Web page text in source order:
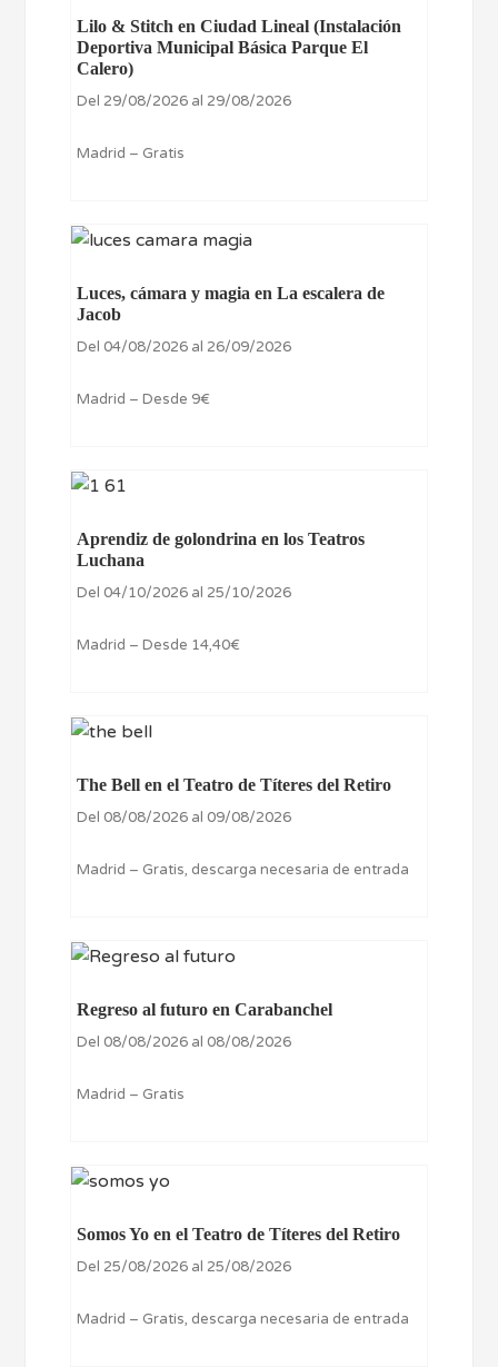
Lilo & Stitch en Ciudad Lineal (Instalación
Deportiva Municipal Básica Parque El
Calero)
Del 29/08/2026 al 29/08/2026
Madrid – Gratis
Luces, cámara y magia en La escalera de
Jacob
Del 04/08/2026 al 26/09/2026
Madrid – Desde 9€
Aprendiz de golondrina en los Teatros
Luchana
Del 04/10/2026 al 25/10/2026
Madrid – Desde 14,40€
The Bell en el Teatro de Títeres del Retiro
Del 08/08/2026 al 09/08/2026
Madrid – Gratis, descarga necesaria de entrada
Regreso al futuro en Carabanchel
Del 08/08/2026 al 08/08/2026
Madrid – Gratis
Somos Yo en el Teatro de Títeres del Retiro
Del 25/08/2026 al 25/08/2026
Madrid – Gratis, descarga necesaria de entrada